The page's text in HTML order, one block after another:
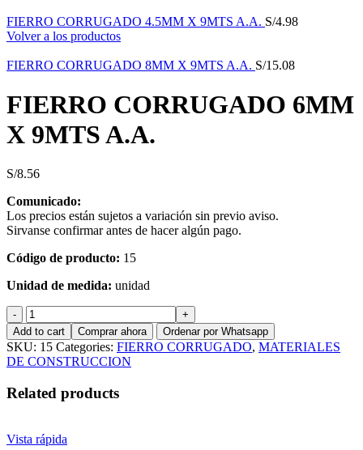
FIERRO CORRUGADO 4.5MM X 9MTS A.A. S/4.98
Volver a los productos
FIERRO CORRUGADO 8MM X 9MTS A.A. S/15.08
FIERRO CORRUGADO 6MM
X 9MTS A.A.
S/8.56
Comunicado:
Los precios están sujetos a variación sin previo aviso.
Sirvanse confirmar antes de hacer algún pago.
Código de producto: 15
Unidad de medida: unidad
FIERRO
CORRUGADO
6MM
X
9MTS
A.A.
quantity
Add to cart Comprar ahora Ordenar por Whatsapp
SKU: 15 Categories: FIERRO CORRUGADO, MATERIALES
DE CONSTRUCCION
Related products
Vista rápida